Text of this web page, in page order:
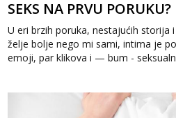
U eri brzih poruka, nestajućih storija
želje bolje nego mi sami, intima je
emoji, par klikova i — bum -